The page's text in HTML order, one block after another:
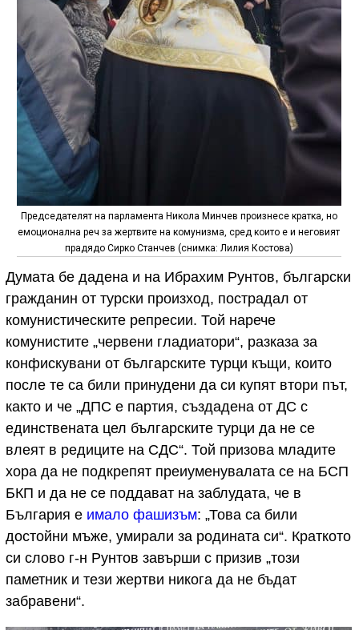
Председателят на парламента Никола Минчев произнесе кратка, но
емоционална реч за жертвите на комунизма, сред които е и неговият
прадядо Сирко Станчев (снимка: Лилия Костова)
Думата бе дадена и на Ибрахим Рунтов, български
гражданин от турски произход, пострадал от
комунистическите репресии. Той нарече
комунистите „червени гладиатори“, разказа за
конфискувани от българските турци къщи, които
после те са били принудени да си купят втори път,
както и че „ДПС е партия, създадена от ДС с
единствената цел българските турци да не се
влеят в редиците на СДС“. Той призова младите
хора да не подкрепят преиуменувалата се на БСП
БКП и да не се поддават на заблудата, че в
България е имало фашизъм: „Това са били
достойни мъже, умирали за родината си“. Краткото
си слово г-н Рунтов завърши с призив „този
паметник и тези жертви никога да не бъдат
забравени“.